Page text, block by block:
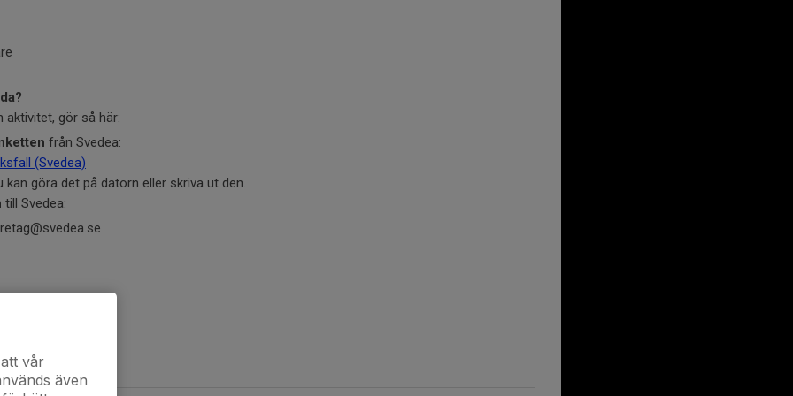
aktivitet, gör så här:
från Svedea:
(Svedea)
kan göra det på datorn eller skriva ut den.
till Svedea:
161
vår
även